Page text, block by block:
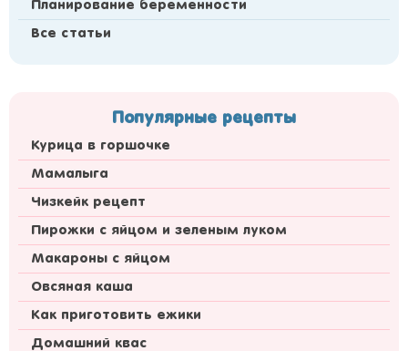
Планирование беременности
Все статьи
Популярные рецепты
Курица в горшочке
Мамалыга
Чизкейк рецепт
Пирожки с яйцом и зеленым луком
Макароны с яйцом
Овсяная каша
Как приготовить ежики
Домашний квас